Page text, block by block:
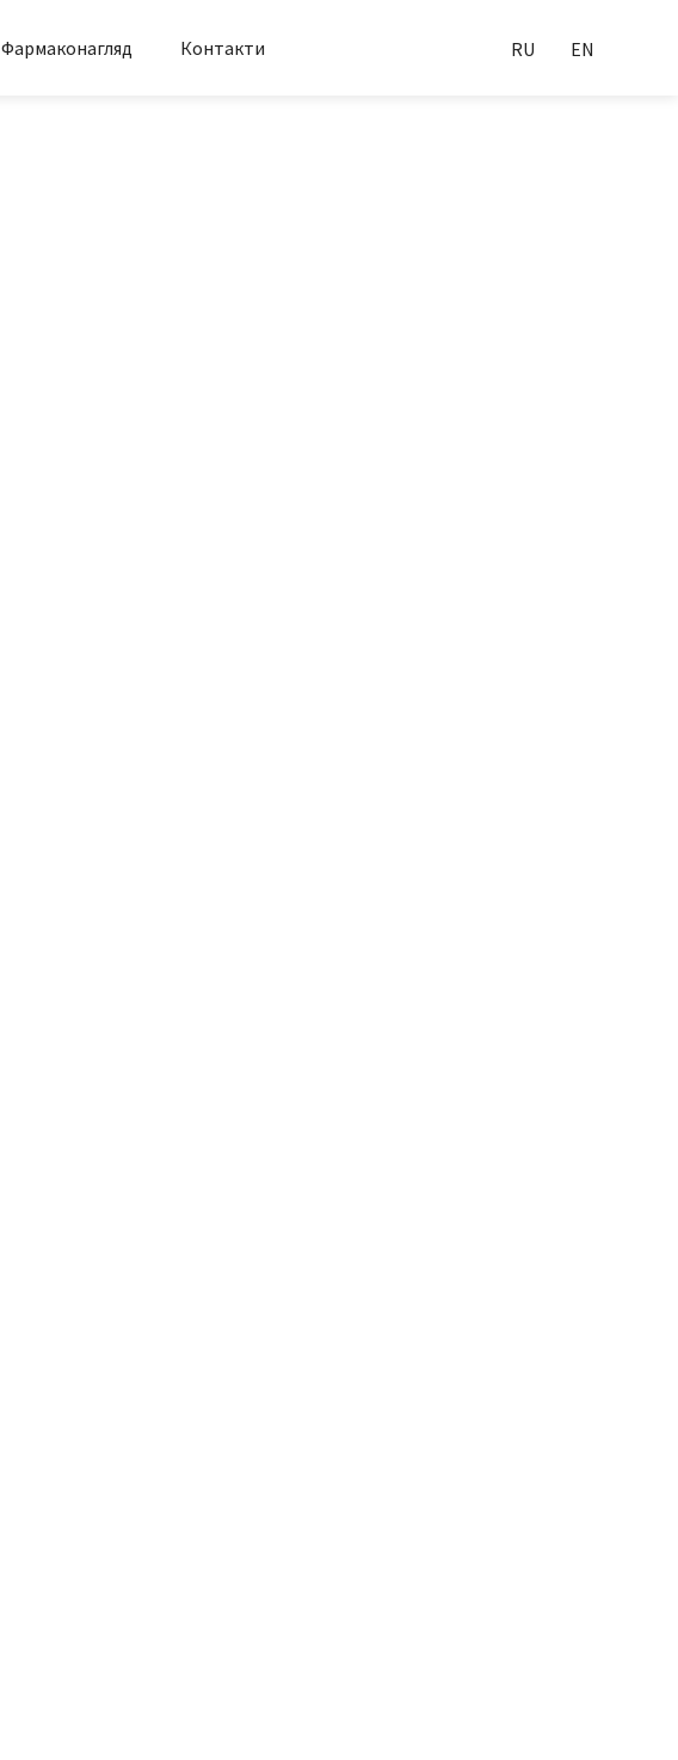
Фармаконагляд Контакти RU EN